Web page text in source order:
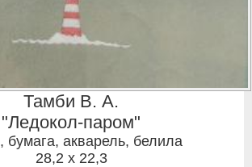
Тамби В. А.
"Ледокол-паром"
, бумага, акварель, белила
28,2 x 22,3